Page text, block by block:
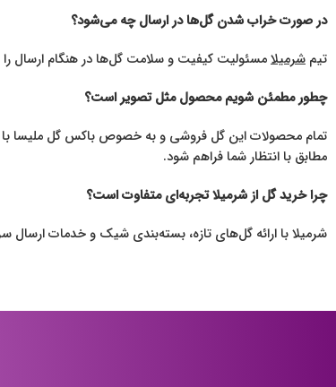
در صورت خراب شدن گل‌ها در ارسال چه می‌شود؟
تیم شرمیلامسئولیت کیفیت و سلامت گل‌ها در هنگام ارسال
چطور مطمئن شویم محصول مثل تصویر است؟
تمام محصولات این گل فروشی و به خصوص باکس گل ملیسا با
مطابق با انتظار شما فراهم شود.
چرا خرید گل از شرمیلا تجربه‌ای متفاوت است؟
شرمیلا با ارائه گل‌های تازه، بسته‌بندی شیک و خدمات